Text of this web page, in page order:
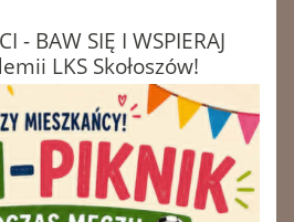
- BAW SIĘ I WSPIERAJ
LKS Skołoszów!